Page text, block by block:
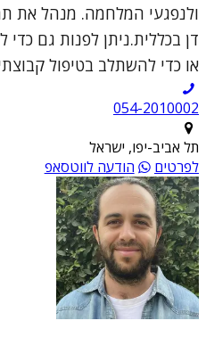
ולנפגעי המלחמה. מנהל את
דן בכללית.ניתן לפנות גם כדי
או כדי להשתלב בטיפול
054-2010002
תל אביב-יפו, ישראל
לפרטים
הודעה לווטסאפ